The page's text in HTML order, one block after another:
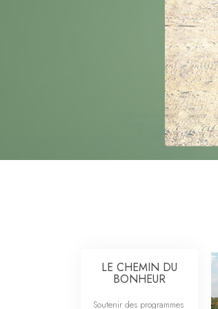
LE CHEMIN DU
BONHEUR
Soutenir des programmes